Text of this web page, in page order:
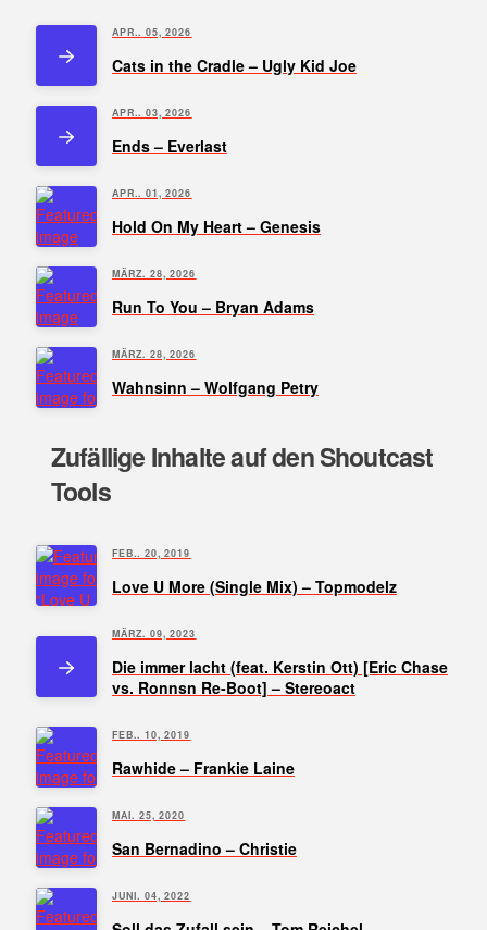
APR.. 05, 2026
Cats in the Cradle – Ugly Kid Joe
APR.. 03, 2026
Ends – Everlast
APR.. 01, 2026
Hold On My Heart – Genesis
MÄRZ. 28, 2026
Run To You – Bryan Adams
MÄRZ. 28, 2026
Wahnsinn – Wolfgang Petry
Zufällige Inhalte auf den Shoutcast
Tools
FEB.. 20, 2019
Love U More (Single Mix) – Topmodelz
MÄRZ. 09, 2023
Die immer lacht (feat. Kerstin Ott) [Eric Chase
vs. Ronnsn Re-Boot] – Stereoact
FEB.. 10, 2019
Rawhide – Frankie Laine
MAI. 25, 2020
San Bernadino – Christie
JUNI. 04, 2022